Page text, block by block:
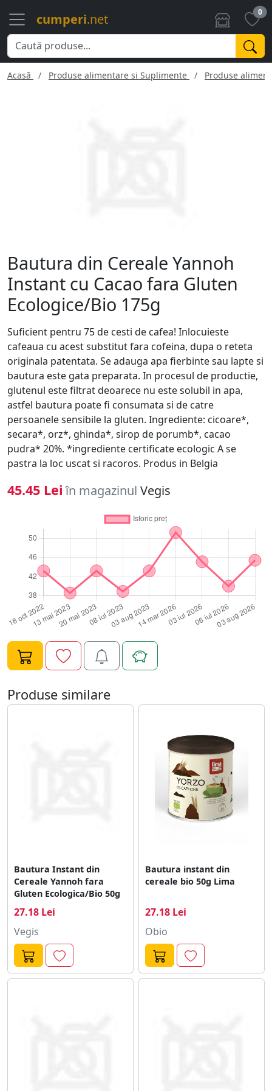
cumperi.net 0
Acasă Produse alimentare si Suplimente Produse
Bautura din Cereale Yannoh
Instant cu Cacao fara Gluten
Ecologice/Bio 175g
Suficient pentru 75 de cesti de cafea! Inlocuieste
cafeaua cu acest substitut fara cofeina, dupa o reteta
originala patentata. Se adauga apa fierbinte sau lapte si
bautura este gata preparata. In procesul de productie,
glutenul este filtrat deoarece nu este solubil in apa,
astfel bautura poate fi consumata si de catre
persoanele sensibile la gluten. Ingrediente: cicoare*,
secara*, orz*, ghinda*, sirop de porumb*, cacao
pudra* 20%. *ingrediente certificate ecologic A se
pastra la loc uscat si racoros. Produs in Belgia
45.45 Lei în magazinul Vegis
Produse similare
Bautura Instant din
Cereale Yannoh fara
Gluten Ecologica/Bio 50g
27.18 Lei
Vegis
Bautura instant din
cereale bio 50g Lima
27.18 Lei
Obio